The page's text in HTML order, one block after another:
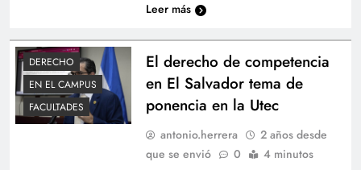
Leer más
DERECHO
EN EL CAMPUS
FACULTADES
El derecho de competencia
en El Salvador tema de
ponencia en la Utec
antonio.herrera
2 años desde
que se envió
0 4 minutos